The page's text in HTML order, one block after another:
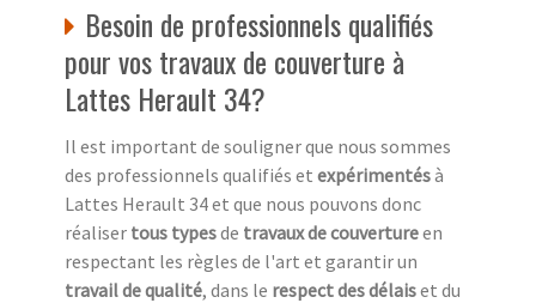
Besoin de professionnels qualifiés
pour vos travaux de couverture à
Lattes Herault 34?
Il est important de souligner que nous sommes
des professionnels qualifiés et expérimentésà
Lattes Herault 34 et que nous pouvons donc
réaliser tous typesde travaux de couvertureen
respectant les règles de l'art et garantir un
travail de qualité, dans le respect des délaiset du